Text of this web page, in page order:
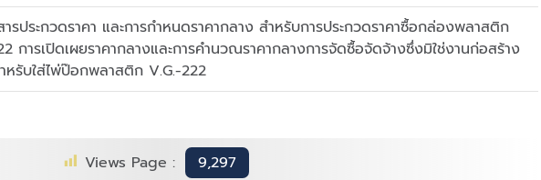
ารประกวดราคา และการกำหนดราคากลาง สำหรับการประกวดราคาซื้อกล่องพลาสติก
การเปิดเผยราคากลางและการคำนวณราคากลางการจัดซื้อจัดจ้างซึ่งมิใช่งานก่อสร้าง
รับใส่ไพ่ป๊อกพลาสติก V.G.-222
Views Page : 9,297